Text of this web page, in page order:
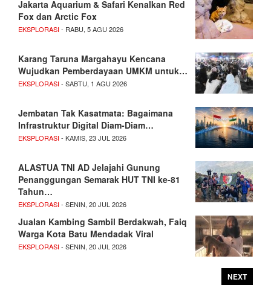
Jakarta Aquarium & Safari Kenalkan Red
Fox dan Arctic Fox
EKSPLORASI- RABU, 5 AGU 2026
Karang Taruna Margahayu Kencana
Wujudkan Pemberdayaan UMKM untuk…
EKSPLORASI- SABTU, 1 AGU 2026
Jembatan Tak Kasatmata: Bagaimana
Infrastruktur Digital Diam-Diam…
EKSPLORASI- KAMIS, 23 JUL 2026
ALASTUA TNI AD Jelajahi Gunung
Penanggungan Semarak HUT TNI ke-81
Tahun…
EKSPLORASI- SENIN, 20 JUL 2026
Jualan Kambing Sambil Berdakwah, Faiq
Warga Kota Batu Mendadak Viral
EKSPLORASI- SENIN, 20 JUL 2026
NEXT